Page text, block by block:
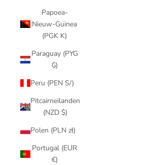
Papoea-
Nieuw-Guinea
(PGK K)
Paraguay (PYG
₲)
Peru (PEN S/)
Pitcairneilanden
(NZD $)
Polen (PLN zł)
Portugal (EUR
€)